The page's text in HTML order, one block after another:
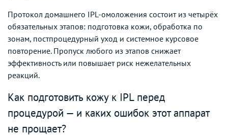
Протокол домашнего IPL-омоложения состоит из четырёх
обязательных этапов: подготовка кожи, обработка по
зонам, постпроцедурный уход и системное курсовое
повторение. Пропуск любого из этапов снижает
эффективность или повышает риск нежелательных
реакций.
Как подготовить кожу к IPL перед
процедурой — и каких ошибок этот аппарат
не прощает?